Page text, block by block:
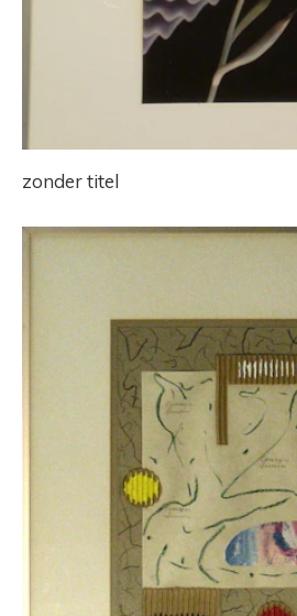
zonder titel